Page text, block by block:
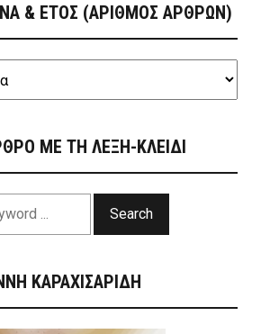
& ΕΤΟΣ (ΑΡΙΘΜΟΣ ΑΡΘΡΩΝ)
ΜΕ ΤΗ ΛΕΞΗ-ΚΛΕΙΔΙ
Search
ΚΑΡΑΧΙΣΑΡΙΔΗ